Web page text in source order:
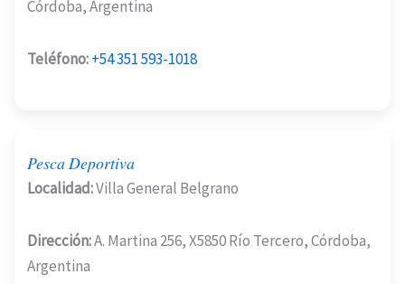
Córdoba, Argentina
Teléfono:+54 351 593-1018
Pesca Deportiva
Localidad:Villa General Belgrano
Dirección:A. Martina 256, X5850 Río Tercero, Córdoba,
Argentina